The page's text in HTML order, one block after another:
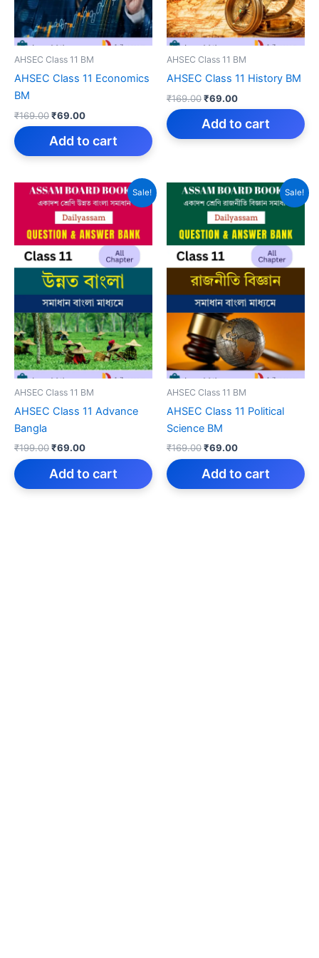
AHSEC Class 11 BM
AHSEC Class 11 Economics
BM
₹169.00Original
price
was:
₹69.00Current
price
is:
Add to cart
AHSEC Class 11 BM
AHSEC Class 11 History BM
₹169.00Original
price
was:
₹69.00Current
price
is:
Add to cart
Sale!
AHSEC Class 11 BM
AHSEC Class 11 Advance
Bangla
₹199.00Original
price
was:
₹69.00Current
price
is:
Add to cart
Sale!
AHSEC Class 11 BM
AHSEC Class 11 Political
Science BM
₹169.00Original
price
was:
₹69.00Current
price
is:
Add to cart